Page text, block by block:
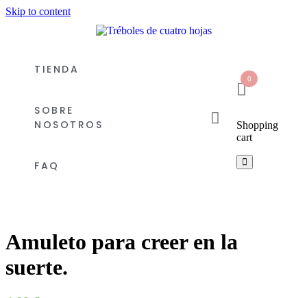
Skip to content
TIENDA
SOBRE
NOSOTROS
FAQ
0
Shopping
cart
Amuleto para creer en la
suerte.